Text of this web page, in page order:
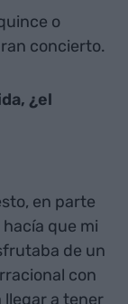
o
concierto.
¿el
en parte
que mi
de un
con
llegar a tener